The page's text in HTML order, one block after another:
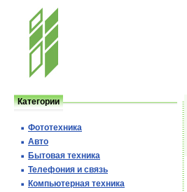
Категории
Фототехника
Авто
Бытовая техника
Телефония и cвязь
Компьютерная техника